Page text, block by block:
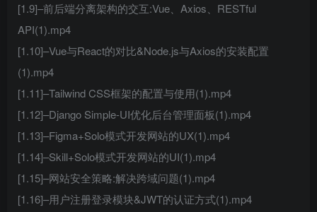
[1.9]–前后端分离架构的交互:Vue、Axios、RESTful
API(1).mp4
[1.10]–Vue与React的对比&Node.js与Axios的安装配置
(1).mp4
[1.11]–Tailwind CSS框架的配置与使用(1).mp4
[1.12]–Django Simple-UI优化后台管理面板(1).mp4
[1.13]–Figma+Solo模式开发网站的UX(1).mp4
[1.14]–Skill+Solo模式开发网站的UI(1).mp4
[1.15]–网站安全策略:解决跨域问题(1).mp4
[1.16]–用户注册登录模块&JWT的认证方式(1).mp4